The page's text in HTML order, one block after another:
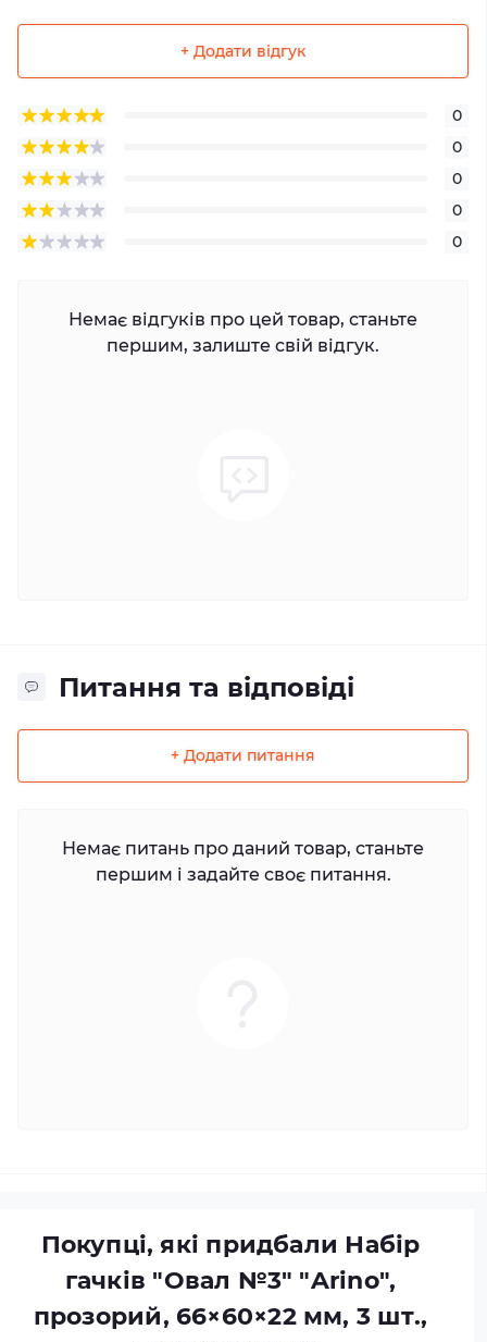
+ Додати відгук
0
0
0
0
0
Немає відгуків про цей товар, станьте
першим, залиште свій відгук.
Питання та відповіді
+ Додати питання
Немає питань про даний товар, станьте
першим і задайте своє питання.
Покупці, які придбали Набір
гачків "Овал №3" "Arino",
прозорий, 66×60×22 мм, 3 шт.,